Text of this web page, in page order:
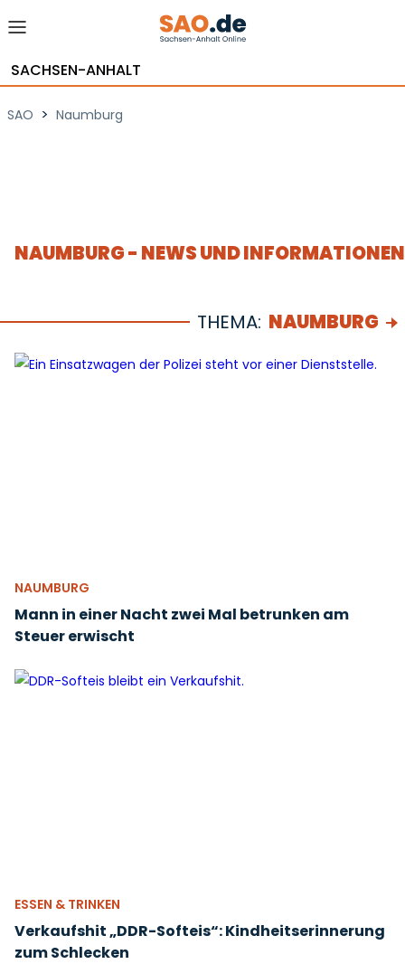
SACHSEN-ANHALT
SAO > Naumburg
NAUMBURG - NEWS UND INFORMATIONEN
THEMA: NAUMBURG
NAUMBURG
Mann in einer Nacht zwei Mal betrunken am
Steuer erwischt
ESSEN & TRINKEN
Verkaufshit „DDR-Softeis“: Kindheitserinnerung
zum Schlecken